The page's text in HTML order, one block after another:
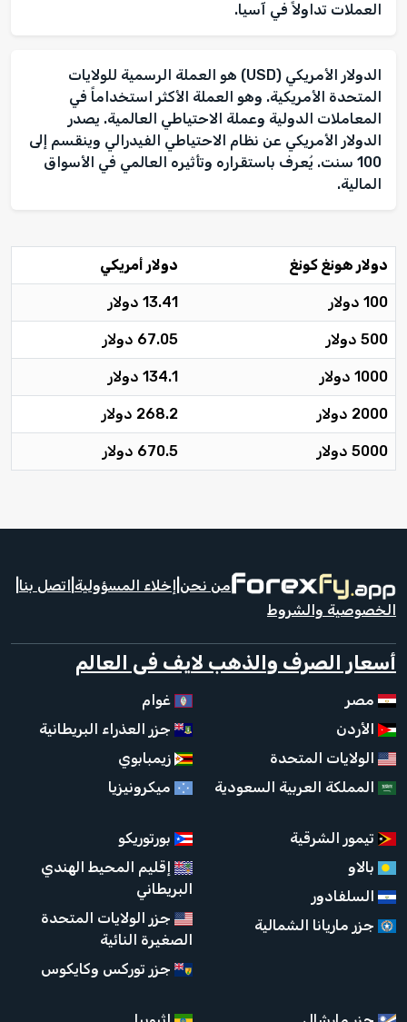
العملات تداولاً في آسيا.
الدولار الأمريكي (USD) هو العملة الرسمية للولايات
المتحدة الأمريكية. وهو العملة الأكثر استخداماً في
المعاملات الدولية وعملة الاحتياطي العالمية. يصدر
الدولار الأمريكي عن نظام الاحتياطي الفيدرالي وينقسم إلى
100 سنت. يُعرف باستقراره وتأثيره العالمي في الأسواق
المالية.
دولار هونغ كونغ دولار أمريكي
100 دولار 13.41 دولار
500 دولار 67.05 دولار
1000 دولار 134.1 دولار
2000 دولار 268.2 دولار
5000 دولار 670.5 دولار
من نحن إخلاء المسؤولية اتصل بنا
الخصوصية والشروط
أسعار الصرف والذهب لايف فى العالم
مصر
الأردن
الولايات المتحدة
المملكة العربية السعودية
غوام
جزر العذراء البريطانية
زيمبابوي
ميكرونيزيا
تيمور الشرقية
بالاو
السلفادور
جزر ماريانا الشمالية
بورتوريكو
إقليم المحيط الهندي
البريطاني
جزر الولايات المتحدة
الصغيرة النائية
جزر توركس وكايكوس